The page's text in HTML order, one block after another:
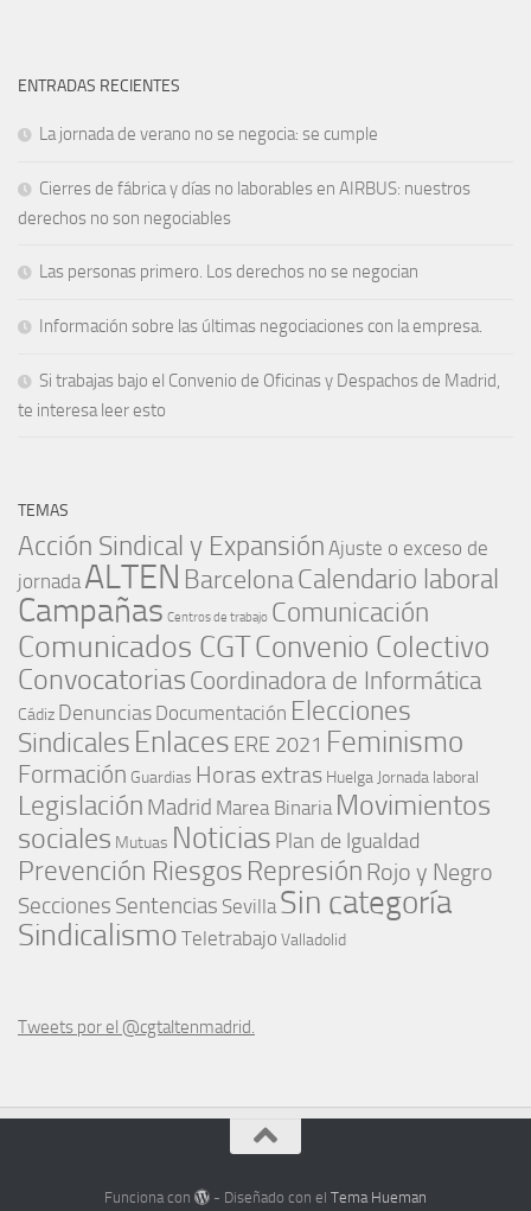
ENTRADAS RECIENTES
La jornada de verano no se negocia: se cumple
Cierres de fábrica y días no laborables en AIRBUS: nuestros
derechos no son negociables
Las personas primero. Los derechos no se negocian
Información sobre las últimas negociaciones con la empresa.
Si trabajas bajo el Convenio de Oficinas y Despachos de Madrid,
te interesa leer esto
TEMAS
Acción Sindical y Expansión Ajuste o exceso de
jornada ALTEN BarcelonaCalendario laboral
Campañas Centros de trabajo Comunicación
Comunicados CGTConvenio Colectivo
Convocatorias Coordinadora de Informática
Cádiz Denuncias Documentación Elecciones
Sindicales Enlaces ERE 2021 Feminismo
Formación Guardias Horas extras Huelga Jornada laboral
Legislación Madrid Marea Binaria Movimientos
sociales Mutuas Noticias Plan de Igualdad
Prevención Riesgos Represión Rojo y Negro
Secciones Sentencias Sevilla Sin categoría
Sindicalismo Teletrabajo Valladolid
Tweets por el @cgtaltenmadrid.
Funciona con - Diseñado con elTema Hueman